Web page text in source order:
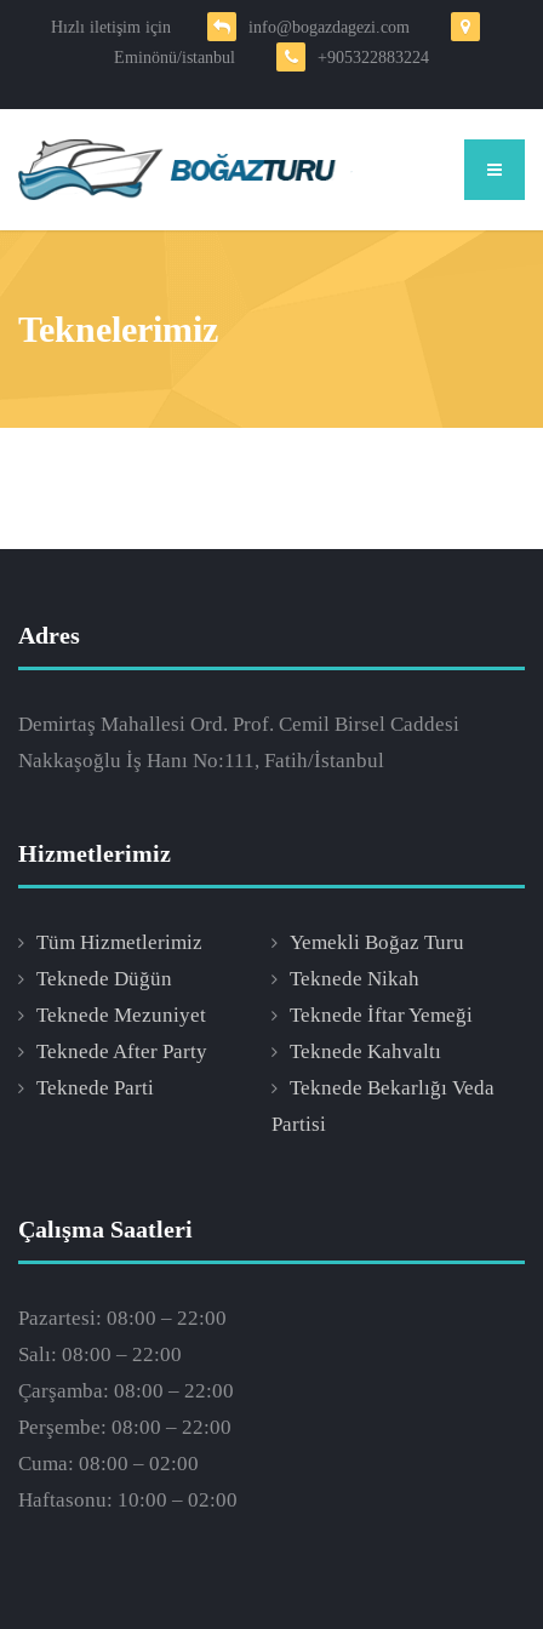
Hızlı iletişim için
info@bogazdagezi.com
Eminönü/istanbul
+905322883224
Teknelerimiz
Adres
Demirtaş Mahallesi Ord. Prof. Cemil Birsel Caddesi
Nakkaşoğlu İş Hanı No:111, Fatih/İstanbul
Hizmetlerimiz
Tüm Hizmetlerimiz
Yemekli Boğaz Turu
Teknede Düğün
Teknede Nikah
Teknede Mezuniyet
Teknede İftar Yemeği
Teknede After Party
Teknede Kahvaltı
Teknede Parti
Teknede Bekarlığı Veda
Partisi
Çalışma Saatleri
Pazartesi: 08:00 – 22:00
Salı: 08:00 – 22:00
Çarşamba: 08:00 – 22:00
Perşembe: 08:00 – 22:00
Cuma: 08:00 – 02:00
Haftasonu: 10:00 – 02:00